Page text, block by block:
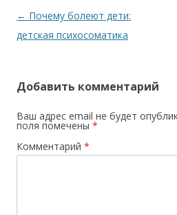
Навигация по записям
← Почему болеют дети:
детская психосоматика
Добавить комментарий
Ваш адрес email не будет
поля помечены *
Комментарий *